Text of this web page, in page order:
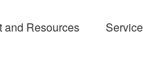
and Resources